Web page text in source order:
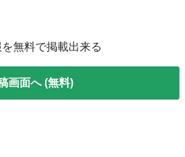
無料で掲載出来る
画面へ (無料)